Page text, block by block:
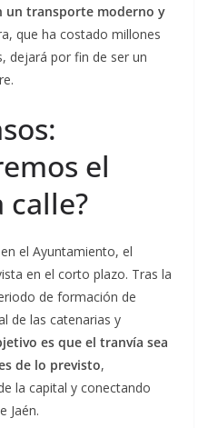
un transporte moderno y
que ha costado millones
dejará por fin de ser un
el
el Ayuntamiento, el
en el corto plazo. Tras la
de formación de
de las catenarias y
es que el tranvía sea
de lo previsto,
la capital y conectando
Jaén.